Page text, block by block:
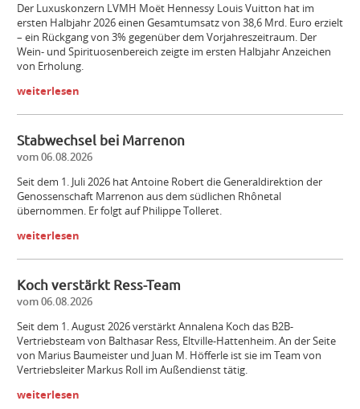
Der Luxuskonzern LVMH Moët Hennessy Louis Vuitton hat im
ersten Halbjahr 2026 einen Gesamtumsatz von 38,6 Mrd. Euro erzielt
– ein Rückgang von 3% gegenüber dem Vorjahreszeitraum. Der
Wein- und Spirituosenbereich zeigte im ersten Halbjahr Anzeichen
von Erholung.
weiterlesen
Stabwechsel bei Marrenon
vom 06.08.2026
Seit dem 1. Juli 2026 hat Antoine Robert die Generaldirektion der
Genossenschaft Marrenon aus dem südlichen Rhônetal
übernommen. Er folgt auf Philippe Tolleret.
weiterlesen
Koch verstärkt Ress-Team
vom 06.08.2026
Seit dem 1. August 2026 verstärkt Annalena Koch das B2B-
Vertriebsteam von Balthasar Ress, Eltville-Hattenheim. An der Seite
von Marius Baumeister und Juan M. Höfferle ist sie im Team von
Vertriebsleiter Markus Roll im Außendienst tätig.
weiterlesen